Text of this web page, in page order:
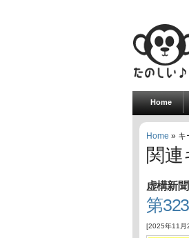
Home
Home » キ
関
虚構新
第
[2025年11月